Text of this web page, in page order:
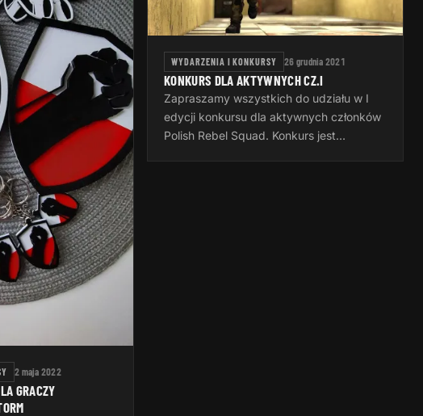
2 maja 2022
GRACZY
WYDARZENIA I KONKURSY 26 grudnia 2021
KONKURS DLA AKTYWNYCH CZ.I
Zapraszamy wszystkich do udziału w I
edycji konkursu dla aktywnych członków
Polish Rebel Squad. Konkurs jest